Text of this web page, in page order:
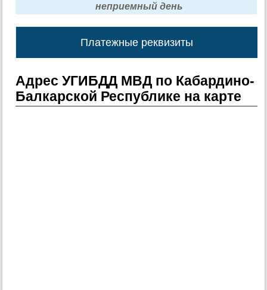
неприемный день
Платежные реквизиты
Адрес УГИБДД МВД по Кабардино-
Балкарской Республике на карте